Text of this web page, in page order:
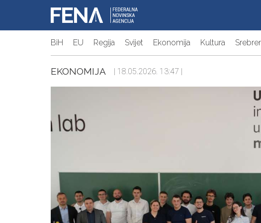
BiH EU Regija Svijet Ekonomija Kultura
EKONOMIJA | 18.05.2026. 13:47 |